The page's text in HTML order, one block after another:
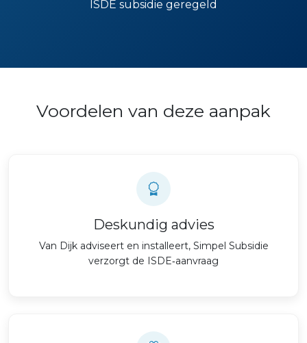
ISDE subsidie geregeld
Voordelen van deze aanpak
Deskundig advies
Van Dijk adviseert en installeert, Simpel Subsidie
verzorgt de ISDE‑aanvraag